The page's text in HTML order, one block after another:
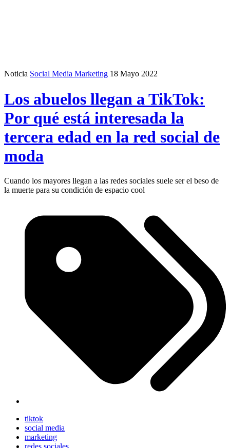
Noticia Social Media Marketing 18 Mayo 2022
Los abuelos llegan a TikTok:
Por qué está interesada la
tercera edad en la red social de
moda
Cuando los mayores llegan a las redes sociales suele ser el beso de
la muerte para su condición de espacio cool
tiktok
social media
marketing
redes sociales